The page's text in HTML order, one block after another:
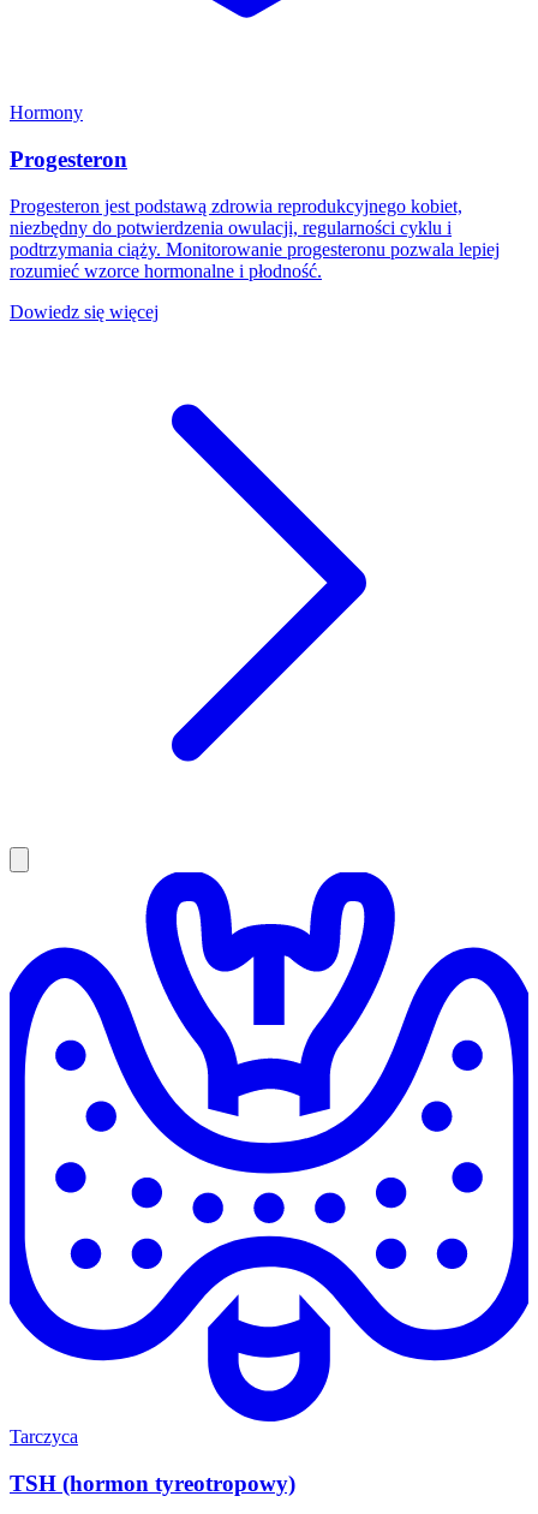
Hormony
Progesteron
Progesteron jest podstawą zdrowia reprodukcyjnego kobiet,
niezbędny do potwierdzenia owulacji, regularności cyklu i
podtrzymania ciąży. Monitorowanie progesteronu pozwala lepiej
rozumieć wzorce hormonalne i płodność.
Dowiedz się więcej
Tarczyca
TSH (hormon tyreotropowy)